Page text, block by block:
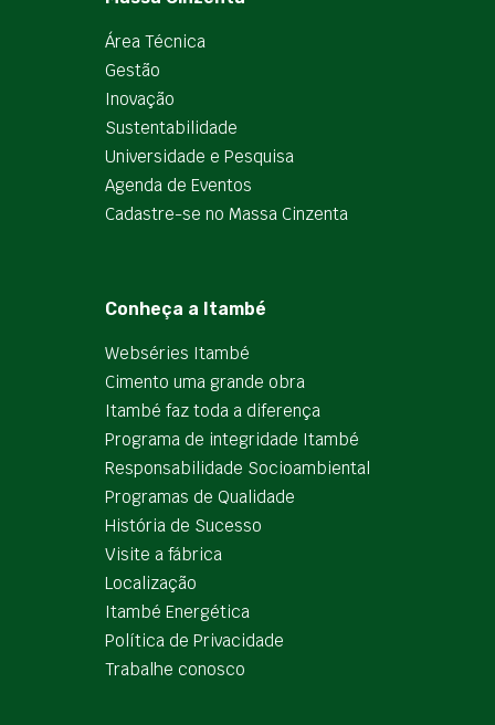
Área Técnica
Gestão
Inovação
Sustentabilidade
Universidade e Pesquisa
Agenda de Eventos
Cadastre-se no Massa Cinzenta
Conheça a Itambé
Webséries Itambé
Cimento uma grande obra
Itambé faz toda a diferença
Programa de integridade Itambé
Responsabilidade Socioambiental
Programas de Qualidade
História de Sucesso
Visite a fábrica
Localização
Itambé Energética
Política de Privacidade
Trabalhe conosco